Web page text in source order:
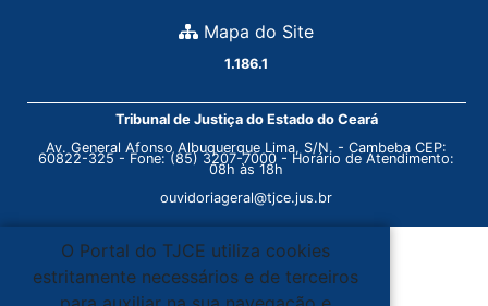
Mapa do Site
1.186.1
Tribunal de Justiça do Estado do Ceará
Av. General Afonso Albuquerque Lima, S/N. - Cambeba CEP:
60822-325 - Fone: (85) 3207-7000 - Horário de Atendimento:
08h às 18h
ouvidoriageral@tjce.jus.br
O Portal do TJCE utiliza cookies
estritamente necessários e de terceiros